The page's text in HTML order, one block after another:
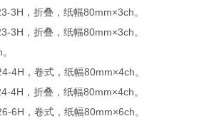
3H，折叠，纸幅80mm×3ch。
3H，折叠，纸幅80mm×3ch。
4H，卷式，纸幅80mm×4ch。
4H，折叠，纸幅80mm×4ch。
6H，卷式，纸幅80mm×6ch。